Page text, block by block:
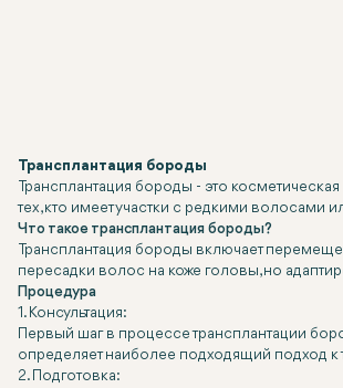
Трансплантация бороды
Трансплантация бороды - это
тех, кто имеет участки с редкими
Что такое трансплантация бороды?
Трансплантация бороды включает
пересадки волос на коже головы, но
Процедура
1. Консультация:
Первый шаг в процессе трансплантации
определяет наиболее подходящий подход к
2. Подготовка: